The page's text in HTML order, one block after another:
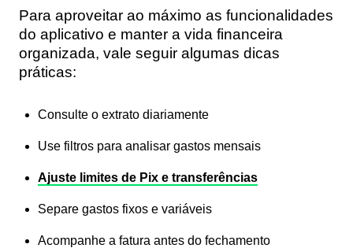
Para aproveitar ao máximo as funcionalidades
do aplicativo e manter a vida financeira
organizada, vale seguir algumas dicas
práticas:
Consulte o extrato diariamente
Use filtros para analisar gastos mensais
Ajuste limites de Pix e transferências
Separe gastos fixos e variáveis
Acompanhe a fatura antes do fechamento